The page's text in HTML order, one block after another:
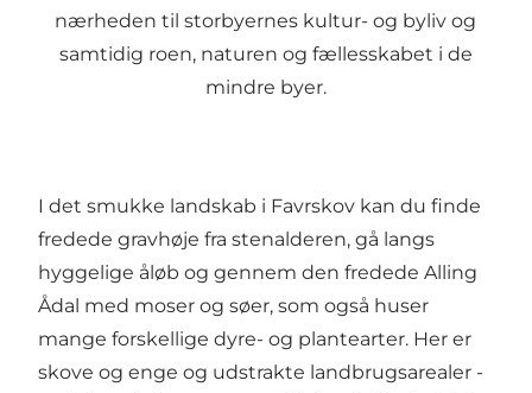
nærheden til storbyernes kultur- og byliv og
samtidig roen, naturen og fællesskabet i de
mindre byer.
I det smukke landskab i Favrskov kan du finde
fredede gravhøje fra stenalderen, gå langs
hyggelige åløb og gennem den fredede Alling
Ådal med moser og søer, som også huser
mange forskellige dyre- og plantearter. Her er
skove og enge og udstrakte landbrugsarealer -